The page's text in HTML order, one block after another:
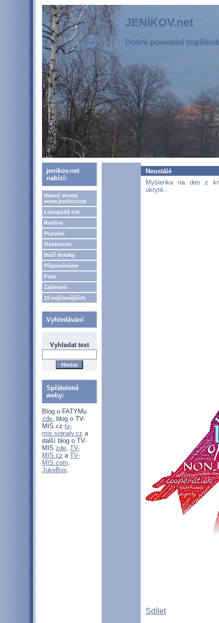
JENÍKOV.net
Dobré poselství
jenikov.net
nabízí:
Hlavní strana
www.jenikov.net
Liturgický rok
Rodina
Pozvání
Osobnosti
Boží doteky
Připomínáme
Foto
Zajímavé
15 nejčtenějších
Vyhledávání
Vyhledat text
Spřátelené
weby:
Blog o FATYMu
zde, blog o TV-
MIS.cz tv-
mis.signaly.cz a
další blog o TV-
MIS zde, TV-
MIS.cz a TV-
MIS.com,
JukeBox.
Neustálé
Myšlenka na den z
ukryté...
Sdílet